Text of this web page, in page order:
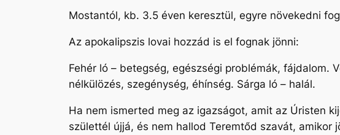
Mostantól, kb. 3.5 éven keresztül, egyre növekedni
Az apokalipszis lovai hozzád is el fognak jönni:
Fehér ló – betegség, egészségi problémák, fájdalom.
nélkülözés, szegénység, éhínség. Sárga ló – halál.
Ha nem ismerted meg az igazságot, amit az Úristen
születtél újjá, és nem hallod Teremtőd szavát,